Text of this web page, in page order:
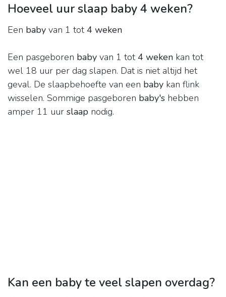
Hoeveel uur slaap baby 4 weken?
Een baby van 1 tot4 weken
Een pasgeboren baby van 1 tot4 weken kan tot
wel 18 uur per dag slapen. Dat is niet altijd het
geval. De slaapbehoefte van een baby kan flink
wisselen. Sommige pasgeboren baby's hebben
amper 11 uur slaap nodig.
Kan een baby te veel slapen overdag?